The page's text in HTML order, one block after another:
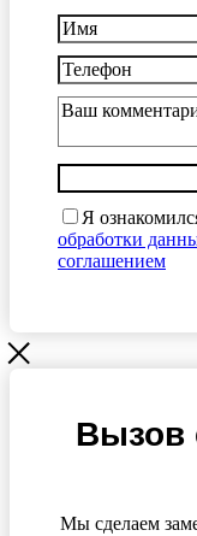
Я
обработки
соглашением
Вызов
Мы сделаем